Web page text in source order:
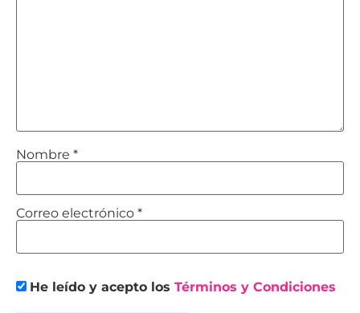
Nombre *
Correo electrónico *
He leído y acepto los Términos y Condiciones